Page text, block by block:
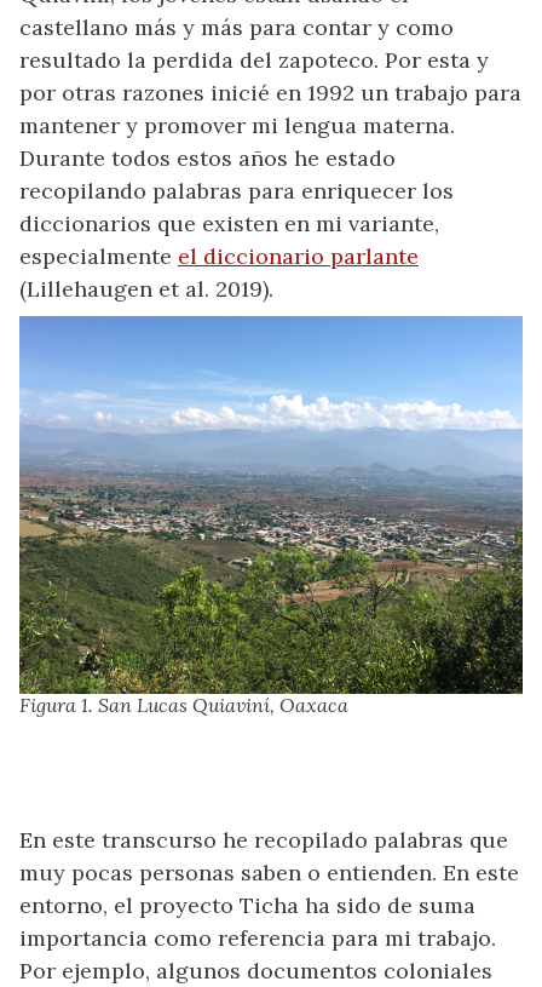
castellano más y más para contar y como
resultado la perdida del zapoteco. Por esta y
por otras razones inicié en 1992 un trabajo para
mantener y promover mi lengua materna.
Durante todos estos años he estado
recopilando palabras para enriquecer los
diccionarios que existen en mi variante,
especialmente el diccionario parlante
(Lillehaugen et al. 2019).
Figura 1. San Lucas Quiaviní, Oaxaca
En este transcurso he recopilado palabras que
muy pocas personas saben o entienden. En este
entorno, el proyecto Ticha ha sido de suma
importancia como referencia para mi trabajo.
Por ejemplo, algunos documentos coloniales